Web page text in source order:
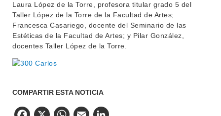
Laura López de la Torre, profesora titular grado 5 del
Taller López de la Torre de la Facultad de Artes;
Francesca Casariego, docente del Seminario de las
Estéticas de la Facultad de Artes; y Pilar González,
docentes Taller López de la Torre.
COMPARTIR ESTA NOTICIA